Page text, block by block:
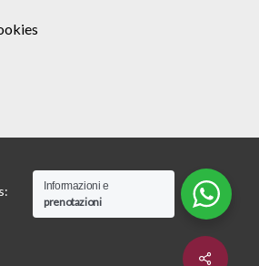
Share
Informazioni e
prenotazioni